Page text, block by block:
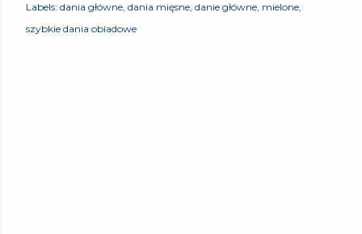
Labels: dania główne dania mięsne danie główne mielone
szybkie dania obiadowe